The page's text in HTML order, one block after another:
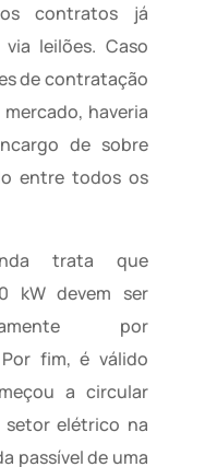
contratos já
leilões. Caso
de contratação
haveria
de sobre
entre todos os
trata que
kW devem ser
por
fim, é válido
a circular
setor elétrico na
passível de uma